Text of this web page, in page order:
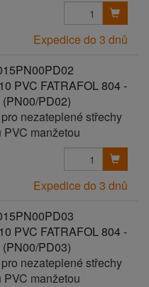
Expedice do 3 dnů
PVC FATRAFOL 804 -
PD02)
nezateplené střechy
manžetou
Expedice do 3 dnů
PVC FATRAFOL 804 -
PD03)
nezateplené střechy
manžetou